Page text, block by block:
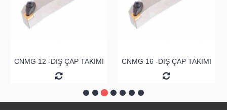
CNMG 12 -DIŞ ÇAP TAKIMI CNMG 16 -DIŞ ÇAP TAKIMI